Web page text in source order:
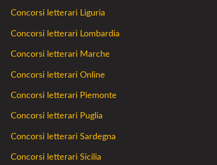
Concorsi letterari Liguria
Concorsi letterari Lombardia
Concorsi letterari Marche
Concorsi letterari Online
Concorsi letterari Piemonte
Concorsi letterari Puglia
Concorsi letterari Sardegna
Concorsi letterari Sicilia